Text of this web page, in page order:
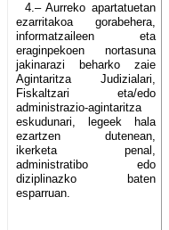
4.– Aurreko apartatuetan
ezarritakoa gorabehera,
informatzaileen eta
eraginpekoen nortasuna
jakinarazi beharko zaie
Agintaritza Judizialari,
Fiskaltzari eta/edo
administrazio-agintaritza
eskudunari, legeek hala
ezartzen dutenean,
ikerketa penal,
administratibo edo
diziplinazko baten
esparruan.